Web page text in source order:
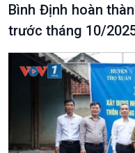
Bình Định hoàn
trước tháng 10/